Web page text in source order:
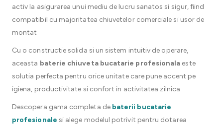
activ la asigurarea unui mediu de lucru sanatos si sigur, fiind
compatibil cu majoritatea chiuvetelor comerciale si usor de
montat
Cu o constructie solida si un sistem intuitiv de operare,
aceasta baterie chiuveta bucatarie profesionala este
solutia perfecta pentru orice unitate care pune accent pe
igiena, productivitate si confort in activitatea zilnica
Descopera gama completa de baterii bucatarie
profesionale si alege modelul potrivit pentru dotarea